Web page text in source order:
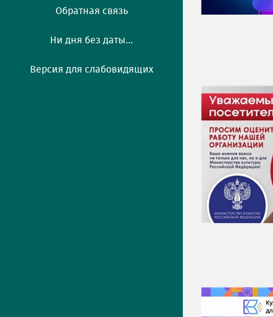
Обратная связь
Ни дня без даты...
Версия для слабовидящих